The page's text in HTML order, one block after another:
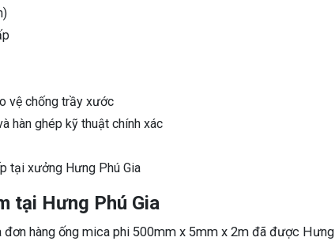
vệ chống trầy xước
hàn ghép kỹ thuật chính xác
tại xưởng Hưng Phú Gia
tại Hưng Phú Gia
đơn hàng ống mica phi 500mm x 5mm x 2m đã được Hưng